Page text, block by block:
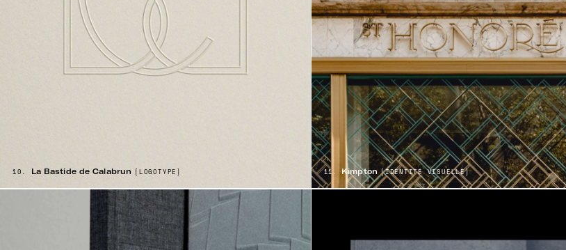
10. La Bastide de Calabrun [LOGOTYPE] 11. Kimpton [IDENTITÉ VISUELLE]